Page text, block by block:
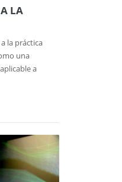
LA
la práctica
una
a